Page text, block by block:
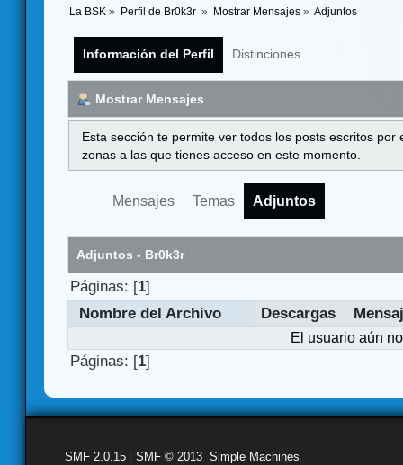
La BSK » Perfil de Br0k3r » Mostrar Mensajes» Adjuntos
Información del Perfil Distinciones
Mostrar Mensajes
Esta sección te permite ver todos los posts escritos
zonas a las que tienes acceso en este momento.
Mensajes Temas Adjuntos
Adjuntos - Br0k3r
Páginas: [1]
Nombre del Archivo
Descargas
El usuario aún
Páginas: [1]
SMF 2.0.15 SMF © 2013 Simple Machines